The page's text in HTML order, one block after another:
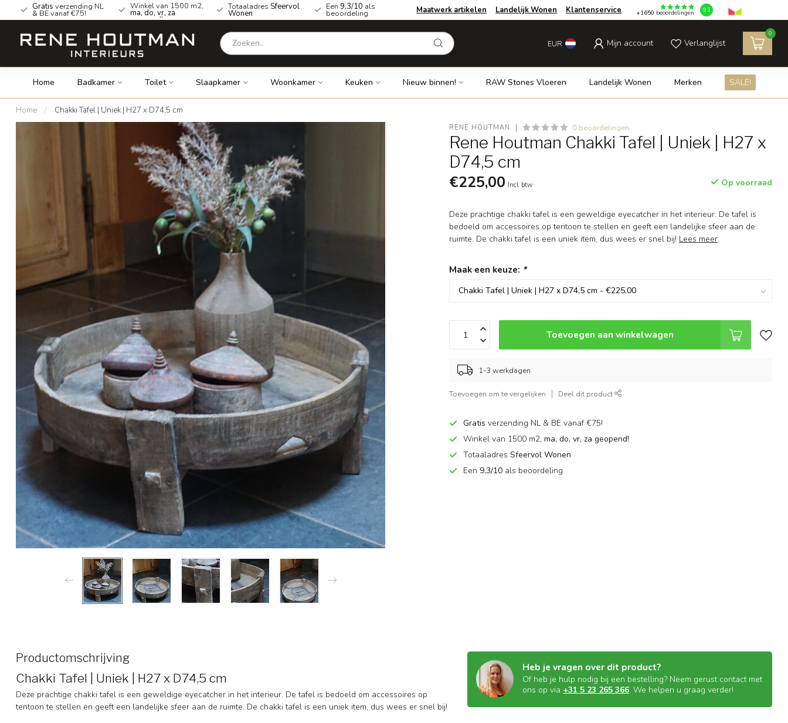
Gratis verzending NL
& BE vanaf €75!
Winkel van 1500 m2,
ma, do, vr, za
geopend!
Totaaladres Sfeervol
Wonen
Een 9,3/10 als
beoordeling Maatwerk artikelen Landelijk Wonen Klantenservice +1650 beoordelingen 9.3
EUR Mijn account Verlanglijst
0
Home Badkamer Toilet Slaapkamer Woonkamer Keuken Nieuw binnen! RAW Stones Vloeren Landelijk Wonen Merken SALE!
Home / Chakki Tafel | Uniek | H27 x D74,5 cm
RENE HOUTMAN 0 beoordelingen
Rene Houtman Chakki Tafel | Uniek | H27 x
D74,5 cm
€225,00 Incl. btw Op voorraad
Deze prachtige chakki tafel is een geweldige eyecatcher in het interieur. De tafel is
bedoeld om accessoires op tentoon te stellen en geeft een landelijke sfeer aan de
ruimte. De chakki tafel is een uniek item, dus wees er snel bij! Lees meer.
Maak een keuze: *
Toevoegen aan winkelwagen
1-3 werkdagen
Toevoegen om te vergelijken Deel dit product
Gratisverzending NL & BE vanaf €75!
Winkel van 1500 m2,ma, do, vr, za geopend!
TotaaladresSfeervol Wonen
Een 9,3/10 als beoordeling
Productomschrijving
Chakki Tafel | Uniek | H27 x D74,5 cm
Deze prachtige chakki tafel is een geweldige eyecatcher in het interieur. De tafel is bedoeld om accessoires op
tentoon te stellen en geeft een landelijke sfeer aan de ruimte. De chakki tafel is een uniek item, dus wees er snel bij!
Heb je vragen over dit product?
Of heb je hulp nodig bij een bestelling? Neem gerust contact met
ons op via +31 5 23 265 366. We helpen u graag verder!